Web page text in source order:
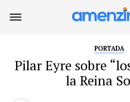
PORTADA
Pilar Eyre sobre
la Reina